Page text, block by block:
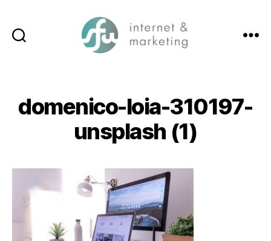
domenico-loia-310197-
unsplash (1)